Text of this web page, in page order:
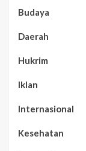
Budaya
Daerah
Hukrim
Iklan
Internasional
Kesehatan